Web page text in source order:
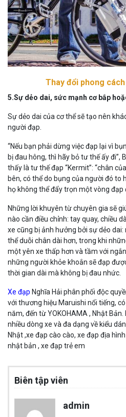
Thay đổi phong
5.Sự dẻo dai, sức mạnh cơ bắp
Sự dẻo dai của cơ thể sẽ tạo nên
người đạp.
“Nếu bạn phải dừng việc đạp lại vì
bị đau hông, thì hãy bỏ tư thế ấy đi”,
thấy là tư thế đạp “Kermit”: “chân
bên, có thể do bụng của người đó to
họ không thể đẩy trọn một vòng đạp
Những lời khuyên từ chuyên gia sẽ
nào cần điều chỉnh: tay quay, chiều
xe cũng bị ảnh hưởng bởi sự dẻo
thể duỗi chân dài hơn, trong khi
một yên xe thấp hơn và tầm với
những người khỏe khoắn sẽ đạp
thời gian dài mà không bị đau nhức.
Xe đạp Nghĩa Hải phân phối độc
với thương hiệu Maruishi nổi tiếng,
năm, đến từ YOKOHAMA , Nhật
nhiều dòng xe và đa dạng về kiểu
Nhật ,xe đạp cào cào, xe đạp địa
nhật bản , xe đạp trẻ em
Biên tập viên
admin